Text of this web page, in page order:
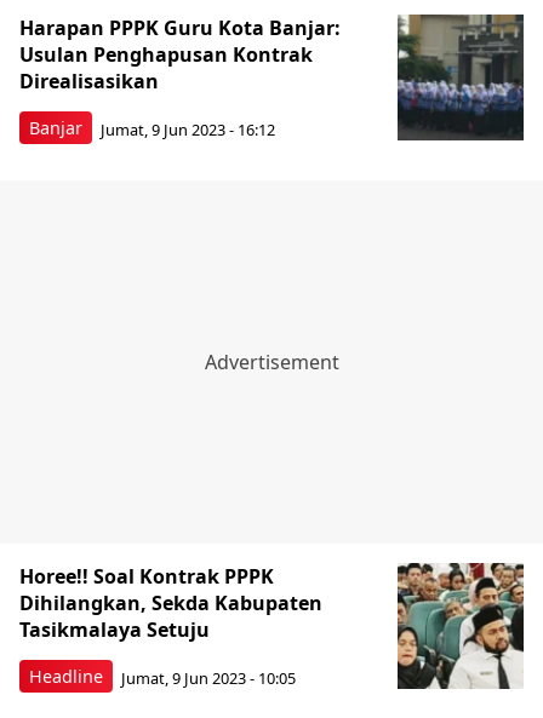
Banjar
Harapan PPPK Guru Kota Banjar:
Usulan Penghapusan Kontrak
Direalisasikan
Jumat, 9 Jun 2023 - 16:12
Headline
Horee!! Soal Kontrak PPPK
Dihilangkan, Sekda Kabupaten
Tasikmalaya Setuju
Jumat, 9 Jun 2023 - 10:05